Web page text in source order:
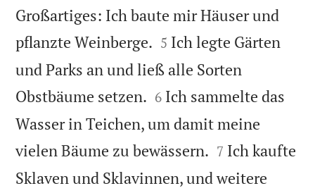
Großartiges: Ich baute mir Häuser und
pflanzte Weinberge. 

5 Ich legte Gärten
und Parks an und ließ alle Sorten
Obstbäume setzen. 

6 Ich sammelte das
Wasser in Teichen, um damit meine
vielen Bäume zu bewässern. 

7 Ich kaufte
Sklaven und Sklavinnen, und weitere